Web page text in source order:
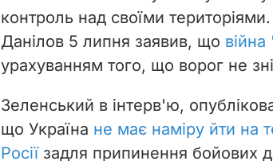
контроль над своїми
Данілов 5 липня заявив, що
урахуванням того, що ворог не
Зеленський в інтерв'ю,
що Україна не має наміру йти на
Росіїзадля припинення бойових